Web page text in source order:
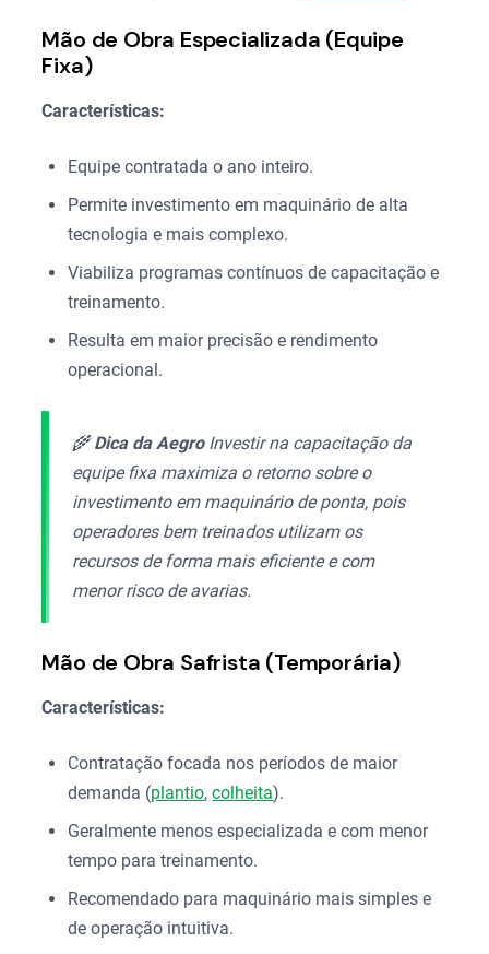
Mão de Obra Especializada (Equipe
Fixa)
Características:
Equipe contratada o ano inteiro.
Permite investimento em maquinário de alta
tecnologia e mais complexo.
Viabiliza programas contínuos de capacitação e
treinamento.
Resulta em maior precisão e rendimento
operacional.
🌾Dica da AegroInvestir na capacitação da
equipe fixa maximiza o retorno sobre o
investimento em maquinário de ponta, pois
operadores bem treinados utilizam os
recursos de forma mais eficiente e com
menor risco de avarias.
Mão de Obra Safrista (Temporária)
Características:
Contratação focada nos períodos de maior
demanda (plantio,colheita).
Geralmente menos especializada e com menor
tempo para treinamento.
Recomendado para maquinário mais simples e
de operação intuitiva.